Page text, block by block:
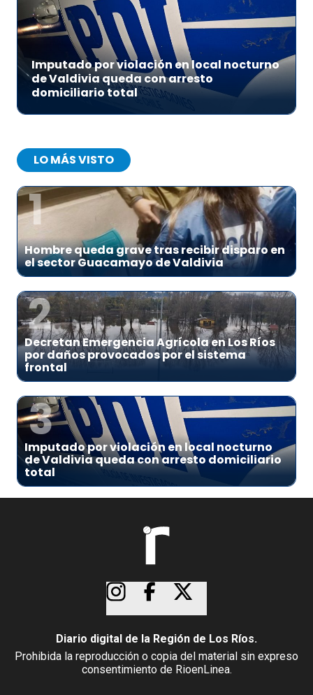
Imputado por violación en local nocturno
de Valdivia queda con arresto
domiciliario total
LO MÁS VISTO
1
Hombre queda grave tras recibir disparo en
el sector Guacamayo de Valdivia
2
Decretan Emergencia Agrícola en Los Ríos
por daños provocados por el sistema
frontal
3
Imputado por violación en local nocturno
de Valdivia queda con arresto domiciliario
total
Diario digital de la Región de Los Ríos.
Prohibida la reproducción o copia del material sin expreso
consentimiento de RioenLinea.